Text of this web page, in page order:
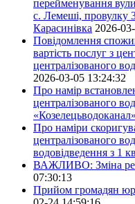
перейменування
с. Лемеші, провулку
Карасинівка 2026-
Повідомлення
вартість послуг з
централізованого
2026-03-05 13:24:32
Про намір
централізованого
«Козелецьводоканал»
Про наміри
централізованого
водовідведення з 1
ВАЖЛИВО: Зміна
07:30:13
Прийом громадян